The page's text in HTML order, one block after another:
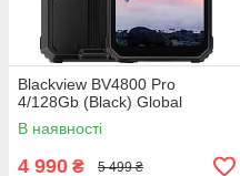
Blackview BV4800 Pro
4/128Gb (Black) Global
В наявності
4 990 ₴ 5 499 ₴